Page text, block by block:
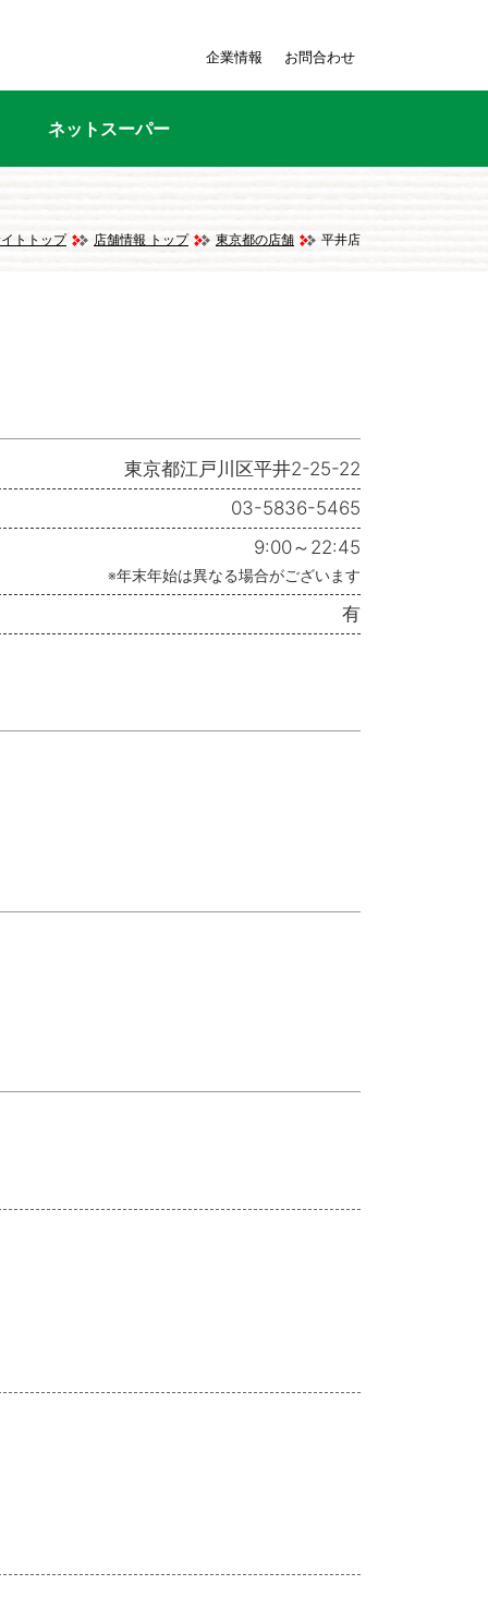
企業情報 お問合わせ
ネットスーパー
トトップ 店舗情報 トップ 東京都の店舗 平井店
東京都江戸川区平井2-25-22
03-5836-5465
9:00～22:45
※年末年始は異なる場合がございます
有